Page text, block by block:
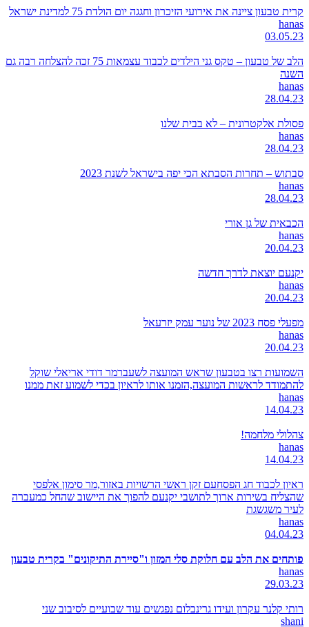
קרית טבעון ציינה את אירועי הזיכרון וחגגה יום הולדת 75 למדינת ישראל
hanas
03.05.23
הלב של טבעון – טקס גני הילדים לכבוד עצמאות 75 זכה להצלחה רבה גם
השנה
hanas
28.04.23
פסולת אלקטרונית – לא בבית שלנו
hanas
28.04.23
סבתוש – תחרות הסבתא הכי יפה בישראל לשנת 2023
hanas
28.04.23
הכבאית של גן אורי
hanas
20.04.23
יקנעם יוצאת לדרך חדשה
hanas
20.04.23
מפעלי פסח 2023 של נוער עמק יזרעאל
hanas
20.04.23
השמועות רצו בטבעון שראש המועצה לשעברמר דודי אריאלי שוקל
להתמודד לראשות המועצה,הזמנו אותו לראיון בכדי לשמוע זאת ממנו
hanas
14.04.23
צהלולי מלחמה!
hanas
14.04.23
ראיון לכבוד חג הפסחעם זקן ראשי הרשויות באזור,מר סימון אלפסי
שהצליח בשירות ארוך לתושבי יקנעם להפוך את היישוב שהחל כמעברה
לעיר משגשגת
hanas
04.04.23
פותחים את הלב עם חלוקת סלי המזון ו"סיירת התיקונים" בקרית טבעון
hanas
29.03.23
רותי קלנר עקרון ועידו גרינבלום נפגשים עוד שבועיים לסיבוב שני
shani